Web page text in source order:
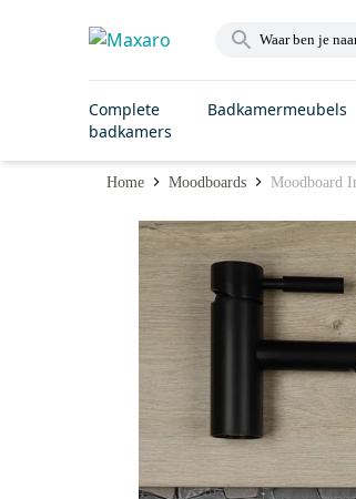
Complete
badkamers
Badkamermeubels
Home Moodboards Moodboard